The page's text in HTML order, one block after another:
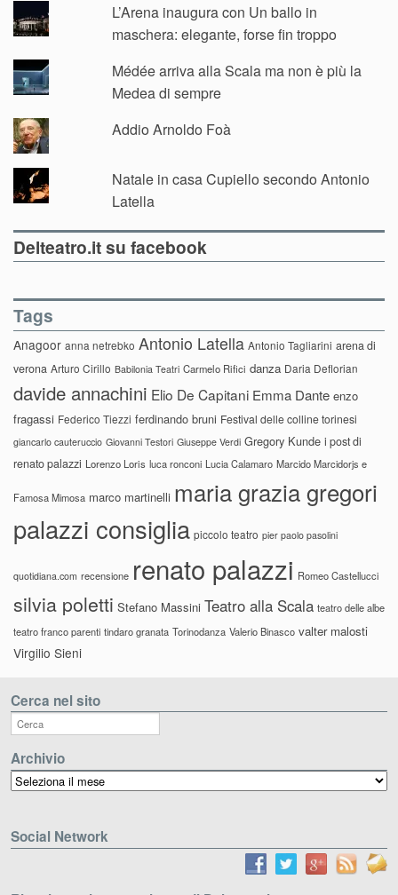
L’Arena inaugura con Un ballo in
maschera: elegante, forse fin troppo
Médée arriva alla Scala ma non è più la
Medea di sempre
Addio Arnoldo Foà
Natale in casa Cupiello secondo Antonio
Latella
Delteatro.it su facebook
Tags
Anagoor anna netrebko Antonio Latella Antonio Tagliarini arena di
verona Arturo Cirillo Babilonia Teatri Carmelo Rifici danza Daria Deflorian
davide annachini Elio De Capitani Emma Dante enzo
fragassi Federico Tiezzi ferdinando bruni Festival delle colline torinesi
giancarlo cauteruccio Giovanni Testori Giuseppe Verdi Gregory Kunde i post di
renato palazzi Lorenzo Loris luca ronconi Lucia Calamaro Marcido Marcidorjs e
Famosa Mimosa marco martinelli maria grazia gregori
palazzi consiglia piccolo teatro pier paolo pasolini
quotidiana.com recensione renato palazzi Romeo Castellucci
silvia poletti Stefano Massini Teatro alla Scala teatro delle albe
teatro franco parenti tindaro granata Torinodanza Valerio Binasco valter malosti
Virgilio Sieni
Cerca nel sito
Archivio
Archivio
Social Network